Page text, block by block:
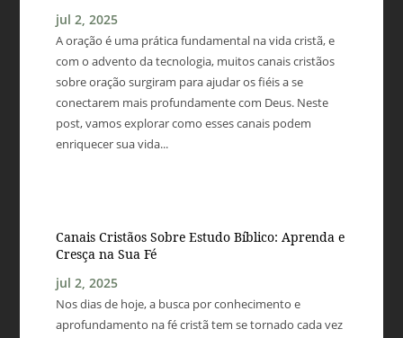
jul 2, 2025
A oração é uma prática fundamental na vida cristã, e
com o advento da tecnologia, muitos canais cristãos
sobre oração surgiram para ajudar os fiéis a se
conectarem mais profundamente com Deus. Neste
post, vamos explorar como esses canais podem
enriquecer sua vida...
Canais Cristãos Sobre Estudo Bíblico: Aprenda e
Cresça na Sua Fé
jul 2, 2025
Nos dias de hoje, a busca por conhecimento e
aprofundamento na fé cristã tem se tornado cada vez